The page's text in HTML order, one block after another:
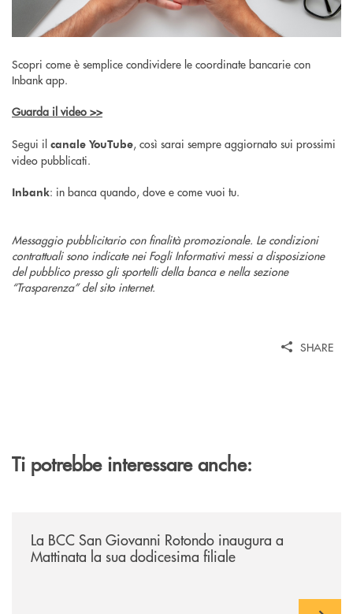
Scopri come è semplice condividere le coordinate bancarie con
Inbank app.
Guarda il video >>
Segui il canale YouTube, così sarai sempre aggiornato sui prossimi
video pubblicati.
Inbank: in banca quando, dove e come vuoi tu.
Messaggio pubblicitario con finalità promozionale. Le condizioni
contrattuali sono indicate nei Fogli Informativi messi a disposizione
del pubblico presso gli sportelli della banca e nella sezione
“Trasparenza” del sito internet.
SHARE
Ti potrebbe interessare anche:
La BCC San Giovanni Rotondo inaugura a
Mattinata la sua dodicesima filiale